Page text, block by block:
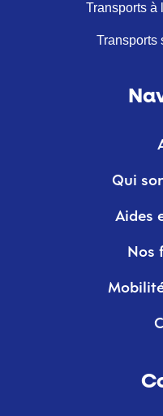
Transports à
Transports
Qui
Aides
Nos